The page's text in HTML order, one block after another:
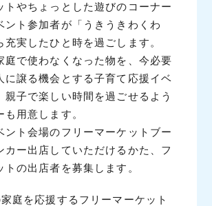
トやちょっとした遊びのコーナー
ント参加者が「うきうきわくわ
充実したひと時を過ごします。
庭で使わなくなった物を、今必要
に譲る機会とする子育て応援イベ
親子で楽しい時間を過ごせるよう
用意します。
ント会場のフリーマーケットブー
カー出店していただけるかた、フ
トの出店者を募集します。
庭を応援するフリーマーケット